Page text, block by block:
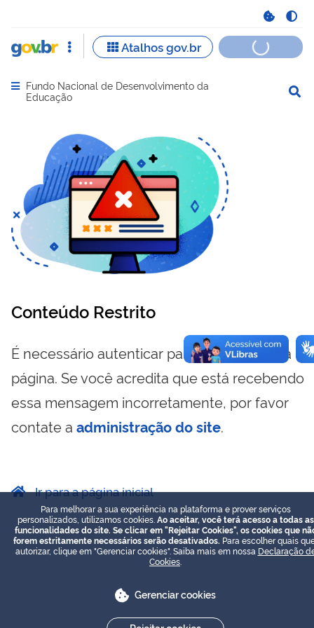
Abrir menu principal de navegação
Fundo Nacional de Desenvolvimento da
Educação
Conteúdo Restrito
É necessário autenticar para visualizar essa
página. Se você acredita que está recebendo
essa mensagem incorretamente, por favor
contate a administração do site.
Ir para a página inicial
Para melhorar a sua experiência na plataforma e prover serviços
personalizados, utilizamos cookies. Ao aceitar, você terá acesso a todas as
funcionalidades do site. Se clicar em "Rejeitar Cookies", os cookies que
forem estritamente necessários serão desativados. Para escolher quais
autorizar, clique em "Gerenciar cookies". Saiba mais em nossa Declaração
Cookies
Gerenciar cookies